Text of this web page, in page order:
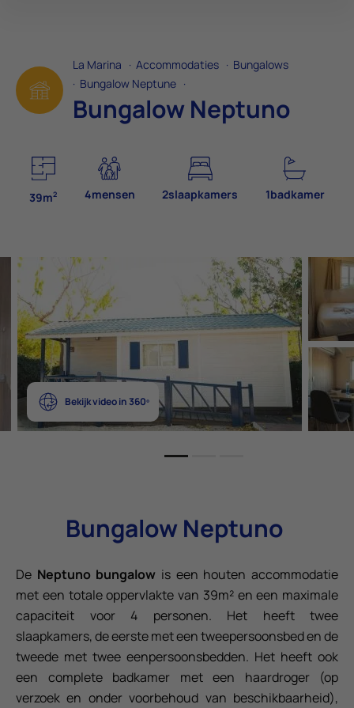
La Marina · Accommodaties · Bungalows
· Bungalow Neptune ·
Bungalow Neptuno
39m2 4mensen 2slaapkamers 1badkamer
Bekijk video in 360º
Bungalow Neptuno
De Neptuno bungalow is een houten accommodatie
met een totale oppervlakte van 39m² en een maximale
capaciteit voor 4 personen. Het heeft twee
slaapkamers, de eerste met een tweepersoonsbed en de
tweede met twee eenpersoonsbedden. Het heeft ook
een complete badkamer met een haardroger (op
verzoek en onder voorbehoud van beschikbaarheid),